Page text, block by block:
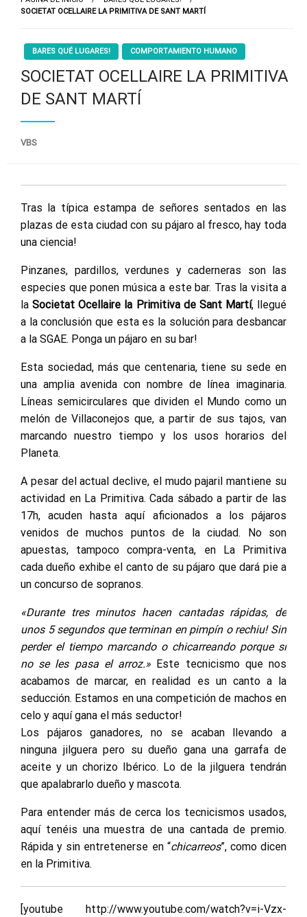
SOCIETAT OCELLAIRE LA PRIMITIVA DE SANT MARTÍ
BARES QUÉ LUGARES! COMPORTAMIENTO HUMANO
SOCIETAT OCELLAIRE LA PRIMITIVA
DE SANT MARTÍ
VBS
Tras la típica estampa de señores sentados en las
plazas de esta ciudad con su pájaro al fresco, hay toda
una ciencia!
Pinzanes, pardillos, verdunes y caderneras son las
especies que ponen música a este bar. Tras la visita a
laSocietat Ocellaire la Primitiva de Sant Martí, llegué
a la conclusión que esta es la solución para desbancar
a la SGAE. Ponga un pájaro en su bar!
Esta sociedad, más que centenaria, tiene su sede en
una amplia avenida con nombre de línea imaginaria.
Líneas semicirculares que dividen el Mundo como un
melón de Villaconejos que, a partir de sus tajos, van
marcando nuestro tiempo y los usos horarios del
Planeta.
A pesar del actual declive, el mudo pajaril mantiene su
actividad en La Primitiva. Cada sábado a partir de las
17h, acuden hasta aquí aficionados a los pájaros
venidos de muchos puntos de la ciudad. No son
apuestas, tampoco compra-venta, en La Primitiva
cada dueño exhibe el canto de su pájaro que dará pie a
un concurso de sopranos.
«Durante tres minutos hacen cantadas rápidas, de
unos 5 segundos que terminan en pimpín o rechiu! Sin
perder el tiempo marcando o chicarreando porque si
no se les pasa el arroz.» Este tecnicismo que nos
acabamos de marcar, en realidad es un canto a la
seducción. Estamos en una competición de machos en
celo y aquí gana el más seductor!
Los pájaros ganadores, no se acaban llevando a
ninguna jilguera pero su dueño gana una garrafa de
aceite y un chorizo Ibérico. Lo de la jilguera tendrán
que apalabrarlo dueño y mascota.
Para entender más de cerca los tecnicismos usados,
aquí tenéis una muestra de una cantada de premio.
Rápida y sin entretenerse en “chicarreos”, como dicen
en la Primitiva.
[youtube http://www.youtube.com/watch?v=i-Vzx-